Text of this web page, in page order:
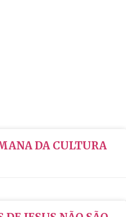
DA CULTURA